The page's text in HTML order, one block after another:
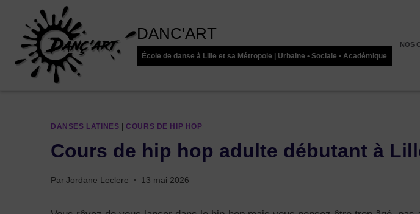
contenu
DANC'ART
École de danse à Lille et sa Métropole | Urbaine • Sociale • Académique
NOS
DANSES LATINES |COURS DE HIP HOP
Cours de hip hop adulte débutant à
Par Jordane Leclere 13 mai 2026